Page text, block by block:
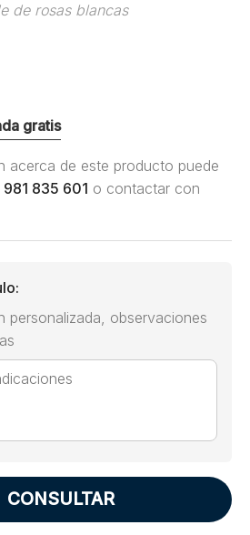
de rosas blancas
gratis
acerca de este producto puede
981 835 601 o contactar con
personalizada, observaciones
CONSULTAR